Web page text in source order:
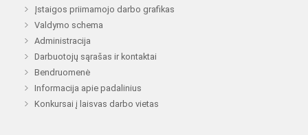
Įstaigos priimamojo darbo grafikas
Valdymo schema
Administracija
Darbuotojų sąrašas ir kontaktai
Bendruomenė
Informacija apie padalinius
Konkursai į laisvas darbo vietas